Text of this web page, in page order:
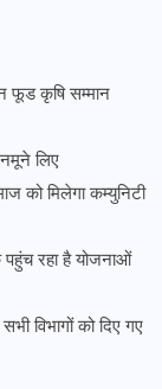
फूड कृषि सम्मान
नमूने लिए
को मिलेगा कम्युनिटी
पहुंच रहा है योजनाओं
विभागों को दिए गए